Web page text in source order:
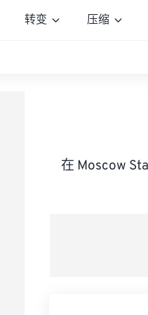
转变 压缩
在 Moscow